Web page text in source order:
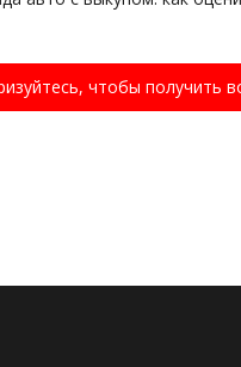
чтобы получить